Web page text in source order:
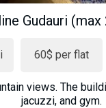
Gudauri (max
60$ per flat
views. The
jacuzzi, and gym.